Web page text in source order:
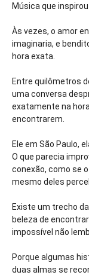
Música que
Às vezes, o amor
imaginaria, e
hora exata.
Entre quilômetros
uma conversa
exatamente na
encontrarem.
Ele em São Paulo,
O que parecia
conexão, como se
mesmo deles
Existe um trecho
beleza de
impossível não
Porque algumas
duas almas se